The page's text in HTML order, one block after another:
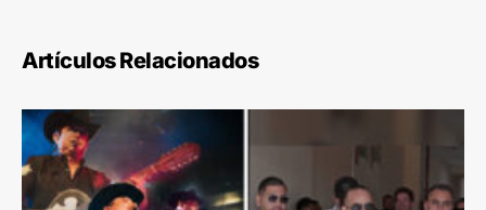
Artículos Relacionados